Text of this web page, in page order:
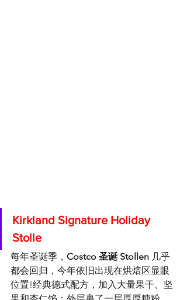
Kirkland Signature Holiday
Stolle
每年圣诞季， Costco 圣诞 Stollen 几乎
都会回归，今年依旧出现在烘焙区显眼
位置!经典德式配方，加入大量果干、坚